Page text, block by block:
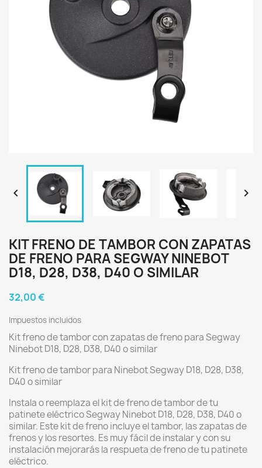
 
KIT FRENO DE TAMBOR CON ZAPATAS
DE FRENO PARA SEGWAY NINEBOT
D18, D28, D38, D40 O SIMILAR
32,00 €
Impuestos incluidos
Kit freno de tambor con zapatas de freno para Segway
Ninebot D18, D28, D38, D40 o similar
Kit freno de tambor para Ninebot Segway D18, D28, D38,
D40 o similar
Instala o reemplaza el kit de freno de tambor de tu
patinete eléctrico Segway Ninebot D18, D28, D38, D40 o
similar. Este kit de freno incluye el tambor, las zapatas de
frenos y los resortes. Es muy fácil de instalar y con su
instalación mejorarás la respueta de freno de tu patinete
eléctrico.